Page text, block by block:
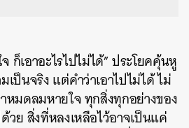
ก็เอาอะไรไปไม่ได้” ประโยคคุ้นหู
เป็นจริง แต่คำว่าเอาไปไม่ได้ ไม่
หมดลมหายใจ ทุกสิ่งทุกอย่างของ
วย สิ่งที่หลงเหลือไว้อาจเป็นแค่